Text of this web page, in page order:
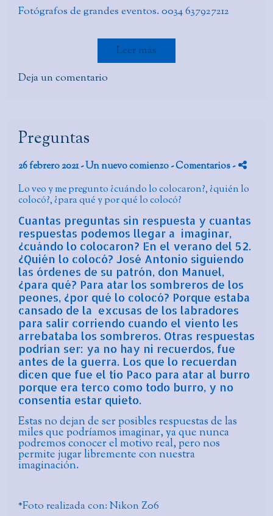
Fotógrafos de grandes eventos. 0034 637927212
Leer más
Deja un comentario
Preguntas
26 febrero 2021 -Un nuevo comienzo- Comentarios-
Lo veo y me pregunto ¿cuándo lo colocaron?, ¿quién lo
colocó?, ¿para qué y por qué lo colocó?
Cuantas preguntas sin respuesta y cuantas
respuestas podemos llegar a imaginar,
¿cuándo lo colocaron? En el verano del 52.
¿Quién lo colocó? José Antonio siguiendo
las órdenes de su patrón, don Manuel,
¿para qué? Para atar los sombreros de los
peones, ¿por qué lo colocó? Porque estaba
cansado de la excusas de los labradores
para salir corriendo cuando el viento les
arrebataba los sombreros. Otras respuestas
podrían ser: ya no hay ni recuerdos, fue
antes de la guerra. Los que lo recuerdan
dicen que fue el tío Paco para atar al burro
porque era terco como todo burro, y no
consentía estar quieto.
Estas no dejan de ser posibles respuestas de las
miles que podríamos imaginar, ya que nunca
podremos conocer el motivo real, pero nos
permite jugar libremente con nuestra
imaginación.
*Foto realizada con: Nikon Z06